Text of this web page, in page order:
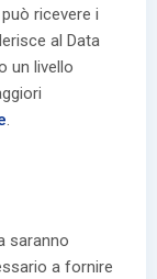
ricevere i
al Data
un livello
.
saranno
a fornire